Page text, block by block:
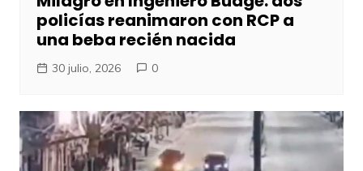
policías reanimaron con RCP a
una beba recién nacida
30 julio, 2026 0